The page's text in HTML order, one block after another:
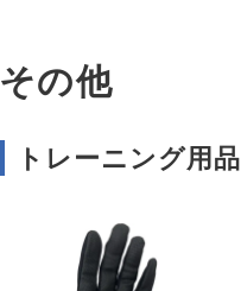
その他
トレーニング用品